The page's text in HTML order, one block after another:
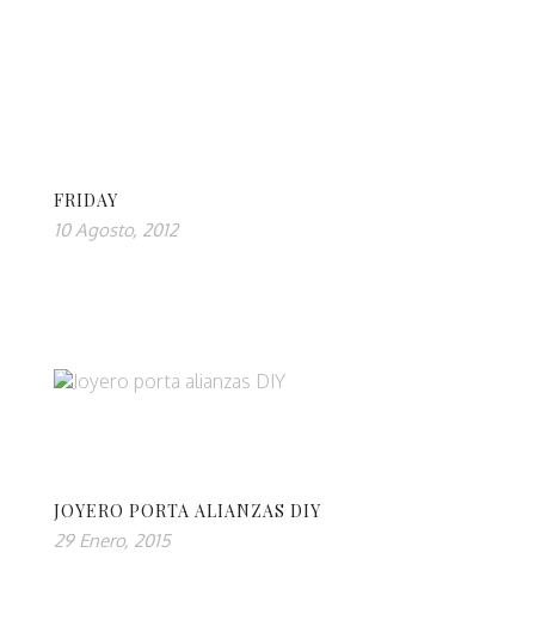
FRIDAY
10 Agosto, 2012
JOYERO PORTA ALIANZAS DIY
29 Enero, 2015